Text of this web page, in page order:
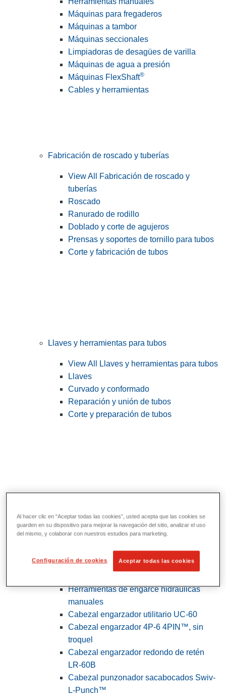
Máquinas para fregaderos
Máquinas a tambor
Máquinas seccionales
Limpiadoras de desagües de varilla
Máquinas de agua a presión
Máquinas FlexShaft®
Cables y herramientas
Fabricación de roscado y tuberías
View All Fabricación de roscado y
tuberías
Roscado
Ranurado de rodillo
Doblado y corte de agujeros
Prensas y soportes de tornillo para tubos
Corte y fabricación de tubos
Llaves y herramientas para tubos
View All Llaves y herramientas para tubos
Llaves
Curvado y conformado
Reparación y unión de tubos
Corte y preparación de tubos
Herramientas de servicios públicos y de
View All Herramientas de servicios
Herramientas de engarce hidráulicas
manuales
Cabezal engarzador utilitario UC-60
Cabezal engarzador 4P-6 4PIN™, sin
troquel
Cabezal engarzador redondo de retén
LR-60B
Cabezal punzonador sacabocados Swiv-
L-Punch™
Al hacer clic en “Aceptar todas las cookies”, usted acepta que las cookies se
guarden en su dispositivo para mejorar la navegación del sitio, analizar el uso
del mismo, y colaborar con nuestros estudios para marketing.
Configuración de cookies Aceptar todas las cookies